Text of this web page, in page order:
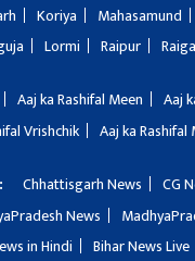
Koriya Mahasamund
Lormi Raipur
Aaj ka Rashifal Meen Aaj
Vrishchik Aaj ka Rashifal
Chhattisgarh News CG
News
in Hindi Bihar News Live